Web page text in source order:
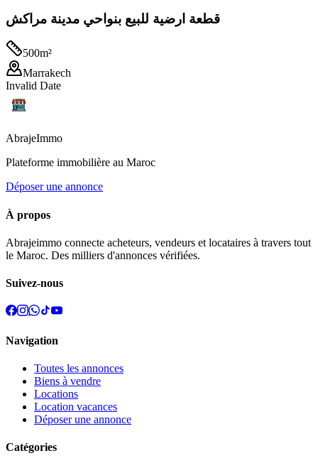
قطعة ارضية للبيع بنواحي مدينة مراكش
500m²
Marrakech
Invalid Date
AbrajeImmo
Plateforme immobilière au Maroc
Déposer une annonce
À propos
Abrajeimmo connecte acheteurs, vendeurs et locataires à travers tout
le Maroc. Des milliers d'annonces vérifiées.
Suivez-nous
Navigation
Toutes les annonces
Biens à vendre
Locations
Location vacances
Déposer une annonce
Catégories